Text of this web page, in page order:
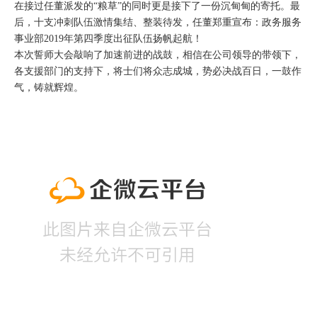
在接过任董派发的“粮草”的同时更是接下了一份沉甸甸的寄托。最
后，十支冲刺队伍激情集结、整装待发，任董郑重宣布：政务服务
事业部2019年第四季度出征队伍扬帆起航！
本次誓师大会敲响了加速前进的战鼓，相信在公司领导的带领下，
各支援部门的支持下，将士们将众志成城，势必决战百日，一鼓作
气，铸就辉煌。